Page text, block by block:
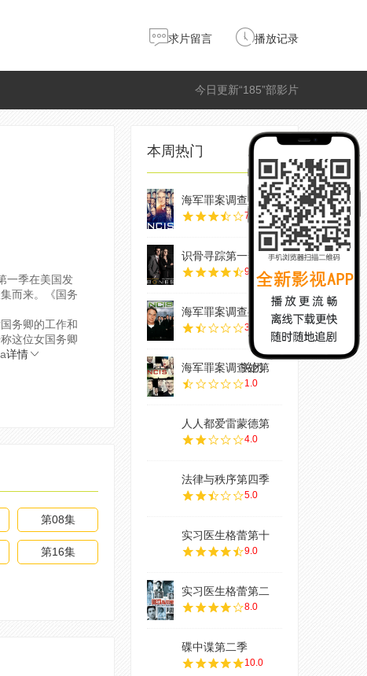
求片留言 播放记录
今日更新“185”部影片
一季在美国发
而来。《国务
务卿的工作和
这位女国务卿
详情
第08集
第16集
本周热门
海军罪案调查处第
7.0
识骨寻踪第一季
9.0
海军罪案调查处第
3.0
海军罪案调查处第
1.0
人人都爱雷蒙德第
4.0
法律与秩序第四季
5.0
实习医生格蕾第十
9.0
实习医生格蕾第二
8.0
碟中谍第二季
10.0
关闭